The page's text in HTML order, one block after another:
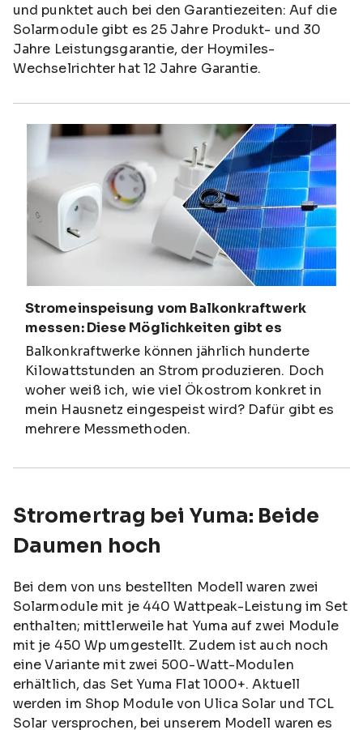
und punktet auch bei den Garantiezeiten: Auf die
Solarmodule gibt es 25 Jahre Produkt- und 30
Jahre Leistungsgarantie, der Hoymiles-
Wechselrichter hat 12 Jahre Garantie.
Stromeinspeisung vom Balkonkraftwerk
messen: Diese Möglichkeiten gibt es
Balkonkraftwerke können jährlich hunderte
Kilowattstunden an Strom produzieren. Doch
woher weiß ich, wie viel Ökostrom konkret in
mein Hausnetz eingespeist wird? Dafür gibt es
mehrere Messmethoden.
Stromertrag bei Yuma: Beide
Daumen hoch
Bei dem von uns bestellten Modell waren zwei
Solarmodule mit je 440 Wattpeak-Leistung im Set
enthalten; mittlerweile hat Yuma auf zwei Module
mit je 450 Wp umgestellt. Zudem ist auch noch
eine Variante mit zwei 500-Watt-Modulen
erhältlich, das Set Yuma Flat 1000+. Aktuell
werden im Shop Module von Ulica Solar und TCL
Solar versprochen, bei unserem Modell waren es